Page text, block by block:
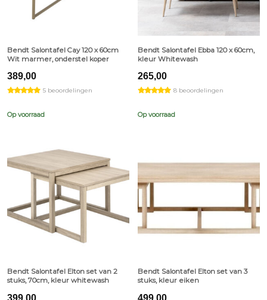
Bendt Salontafel Cay 120 x 60cm
Wit marmer, onderstel koper
389,00
5 beoordelingen
Op voorraad
Bendt Salontafel Ebba 120 x 60cm,
kleur Whitewash
265,00
8 beoordelingen
Op voorraad
Bendt Salontafel Elton set van 2
stuks, 70cm, kleur whitewash
399,00
Bendt Salontafel Elton set van 3
stuks, kleur eiken
499,00